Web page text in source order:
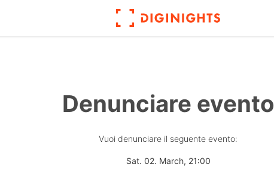
Denunciare evento
Vuoi denunciare il seguente evento:
Sat. 02. March, 21:00